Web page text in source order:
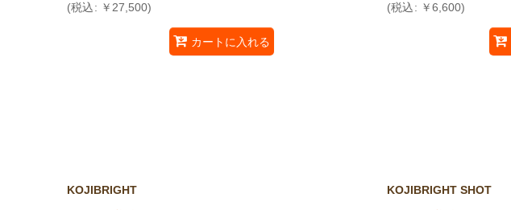
(税込: ￥27,500)
カートに入れる
(税込: ￥6,600)
KOJIBRIGHT
KOJIBRIGHT SHOT